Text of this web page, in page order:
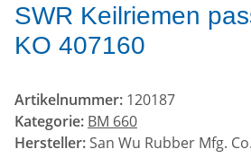
SWR Keilriemen
KO 407160
Artikelnummer: 120187
Kategorie: BM 660
Hersteller: San Wu Rubber Mfg.